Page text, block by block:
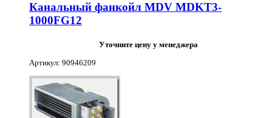
Канальный фанкойл MDV MDKT3-
1000FG12
Уточните цену у менеджера
Артикул: 90946209